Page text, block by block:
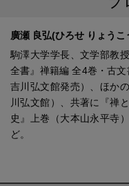
廣瀬 良弘(ひろせ りょうこ
駒澤大学学長、文学部教
全書』禅籍編 全4巻・古
吉川弘文館発売）、ほか
川弘文館）、共著に『禅
史』上巻（大本山永平寺
ど。